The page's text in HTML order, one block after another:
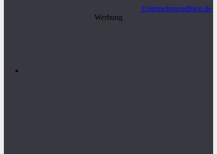
Unternehmeredition.de
Werbung